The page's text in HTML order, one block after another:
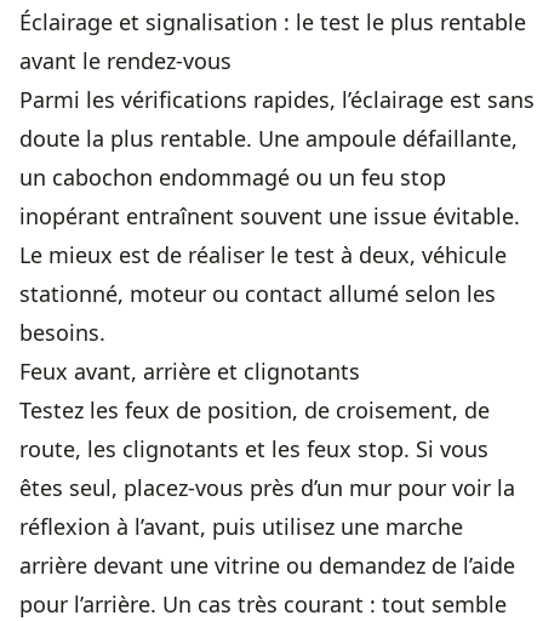
Éclairage et signalisation : le test le plus rentable
avant le rendez-vous
Parmi les vérifications rapides, l’éclairage est sans
doute la plus rentable. Une ampoule défaillante,
un cabochon endommagé ou un feu stop
inopérant entraînent souvent une issue évitable.
Le mieux est de réaliser le test à deux, véhicule
stationné, moteur ou contact allumé selon les
besoins.
Feux avant, arrière et clignotants
Testez les feux de position, de croisement, de
route, les clignotants et les feux stop. Si vous
êtes seul, placez-vous près d’un mur pour voir la
réflexion à l’avant, puis utilisez une marche
arrière devant une vitrine ou demandez de l’aide
pour l’arrière. Un cas très courant : tout semble